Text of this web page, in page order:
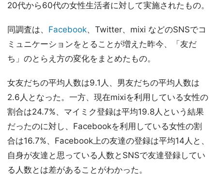
20代から60代の女性生活者に対して実施されたもの。
同調査は、 Facebook、Twitter、mixi などのSNSでコ
ミュニケーションをとることが増えた昨今、「友だ
ち」のとらえ方の変化をまとめたもの。
女友だちの平均人数は9.1人、男友だちの平均人数は
2.6人となった。一方、現在mixiを利用している女性の
割合は24.7%、マイミク登録は平均19.8人という結果
だったのに対し、Facebookを利用している女性の割
合は16.7%、Facebook上の友達の登録は平均14人と、
自身が友達と思っている人数とSNSで友達登録してい
る人数とは差があることがわかった。